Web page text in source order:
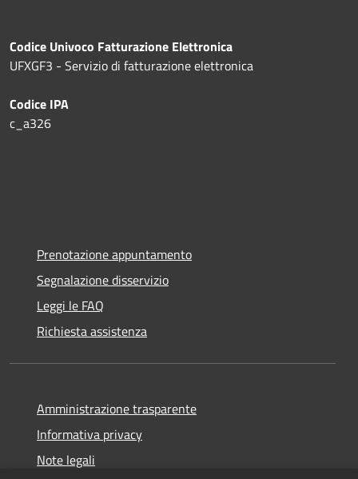
Codice Univoco Fatturazione Elettronica
UFXGF3 - Servizio di fatturazione elettronica
Codice IPA
c_a326
Prenotazione appuntamento
Segnalazione disservizio
Leggi le FAQ
Richiesta assistenza
Amministrazione trasparente
Informativa privacy
Note legali